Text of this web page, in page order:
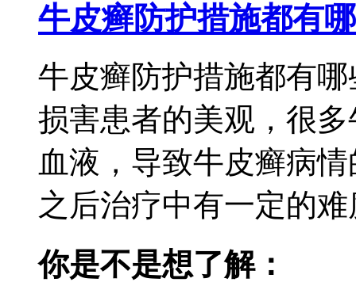
牛皮癣防护措施都有哪
牛皮癣防护措施都有
损害患者的美观，很
血液，导致牛皮癣病
之后治疗中有一定的
你是不是想了解：